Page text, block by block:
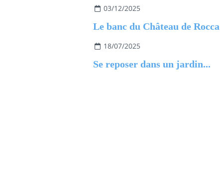
03/12/2025
18/07/2025
Se reposer dans un jardin...